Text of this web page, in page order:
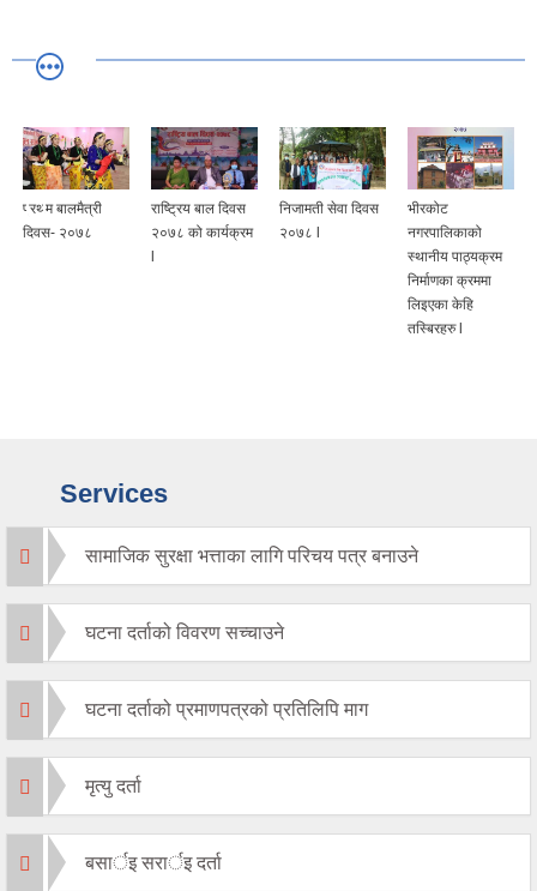
प्रथम बालमैत्री
दिवस- २०७८
राष्ट्रिय बाल दिवस
२०७८ को कार्यक्रम
निजामती सेवा दिवस
२०७८ l
भीरकोट
नगरपालिकाको
स्थानीय पाठ्यक्रम
निर्माणका क्रममा
लिइएका केहि
तस्बिरहरु l
Services
सामाजिक सुरक्षा भत्ताका लागि परिचय पत्र बनाउने
घटना दर्ताको विवरण सच्चाउने
घटना दर्ताको प्रमाणपत्रको प्रतिलिपि माग
मृत्यु दर्ता
बसार्इ सरार्इ दर्ता